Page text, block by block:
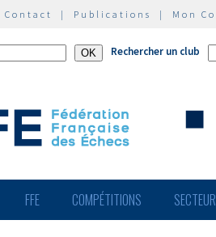
Contact | Publications | Mon
Rechercher un club
FFE COMPÉTITIONS